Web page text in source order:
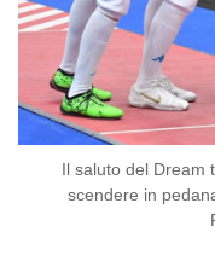
Il saluto del Dream
scendere in